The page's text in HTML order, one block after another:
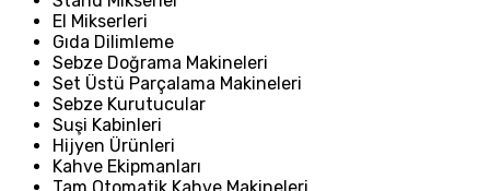
El Mikserleri
Gıda Dilimleme
Sebze Doğrama Makineleri
Set Üstü Parçalama Makineleri
Sebze Kurutucular
Suşi Kabinleri
Hijyen Ürünleri
Kahve Ekipmanları
Tam Otomatik Kahve Makineleri